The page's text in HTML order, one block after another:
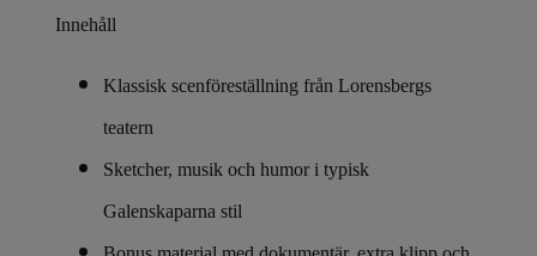
Innehåll
Klassisk scenföreställning från Lorensbergs
teatern
Sketcher, musik och humor i typisk
Galenskaparna stil